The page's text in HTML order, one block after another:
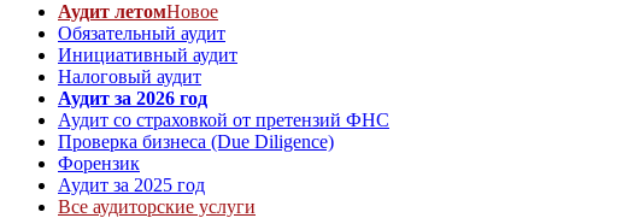
Аудит летомНовое
Обязательный аудит
Инициативный аудит
Налоговый аудит
Аудит за 2026 год
Аудит со страховкой от претензий ФНС
Проверка бизнеса (Due Diligence)
Форензик
Аудит за 2025 год
Все аудиторские услуги